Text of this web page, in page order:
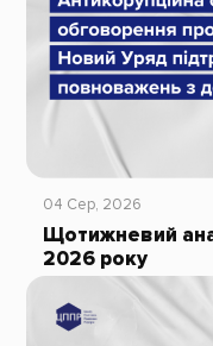
04 Сер, 2026
Щотижневий
2026 року